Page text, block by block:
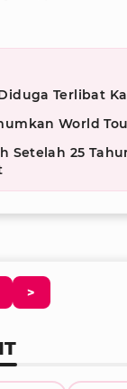
Terlibat
World
Setelah 25
>